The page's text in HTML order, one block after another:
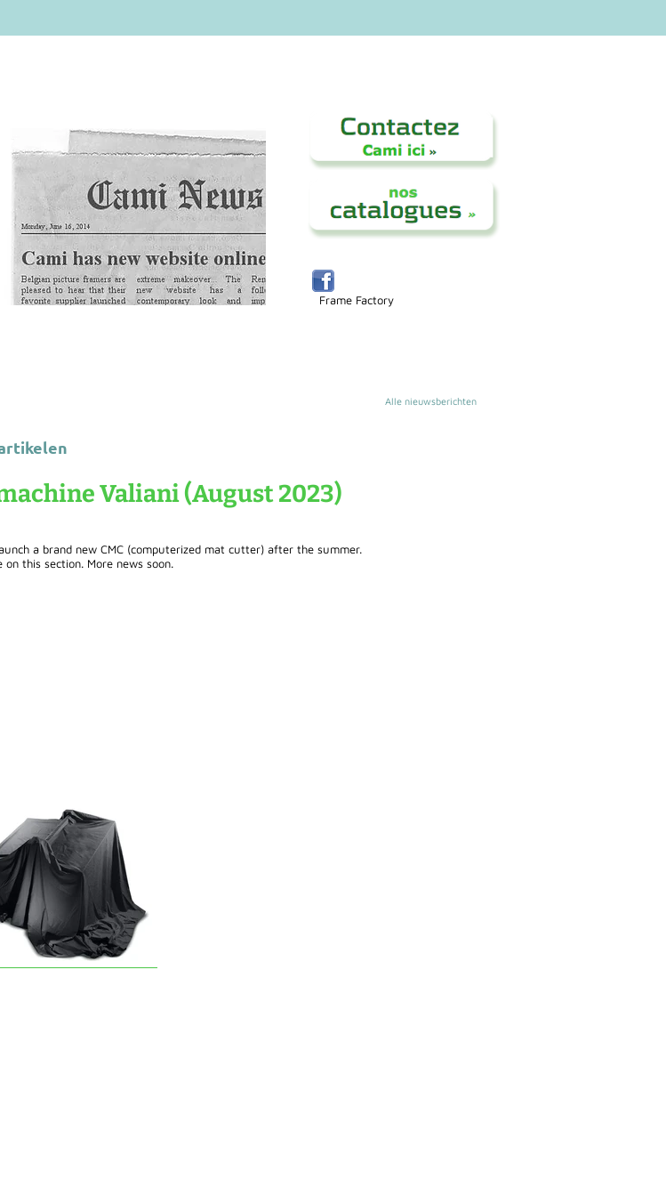
Frame Factory
Alle nieuwsberichten
Valiani (August 2023)
a brand new CMC (computerized mat cutter) after the summer.
on this section. More news soon.